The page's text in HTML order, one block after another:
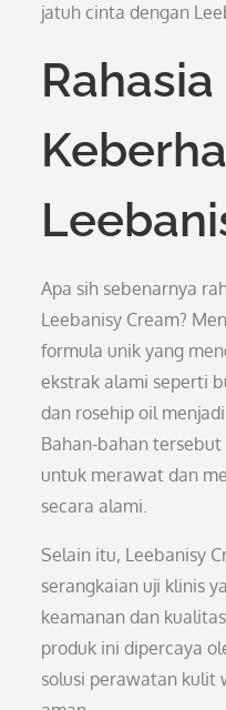
jatuh cinta dengan
Rahasia
Apa sih sebenarnya
Leebanisy Cream?
formula unik yang
ekstrak alami seperti
dan rosehip oil
Bahan-bahan
untuk merawat dan
secara alami.
Selain itu, Leebanisy
serangkaian uji klinis
keamanan dan
produk ini dipercaya
solusi perawatan kulit